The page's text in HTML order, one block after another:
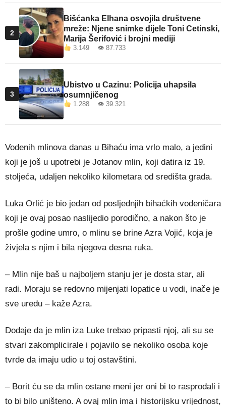
2
Bišćanka Elhana osvojila društvene
mreže: Njene snimke dijele Toni Cetinski,
Marija Šerifović i brojni mediji
3.149 👁 87.733
3
Ubistvo u Cazinu: Policija uhapsila
osumnjičenog
1.288 👁 39.321
Vodenih mlinova danas u Bihaću ima vrlo malo, a jedini
koji je još u upotrebi je Jotanov mlin, koji datira iz 19.
stoljeća, udaljen nekoliko kilometara od središta grada.
Luka Orlić je bio jedan od posljednjih bihaćkih vodeničara
koji je ovaj posao naslijedio porodično, a nakon što je
prošle godine umro, o mlinu se brine Azra Vojić, koja je
živjela s njim i bila njegova desna ruka.
– Mlin nije baš u najboljem stanju jer je dosta star, ali
radi. Moraju se redovno mijenjati lopatice u vodi, inače je
sve uredu – kaže Azra.
Dodaje da je mlin iza Luke trebao pripasti njoj, ali su se
stvari zakomplicirale i pojavilo se nekoliko osoba koje
tvrde da imaju udio u toj ostavštini.
– Borit ću se da mlin ostane meni jer oni bi to rasprodali i
to bi bilo uništeno. A ovaj mlin ima i historijsku vrijednost,